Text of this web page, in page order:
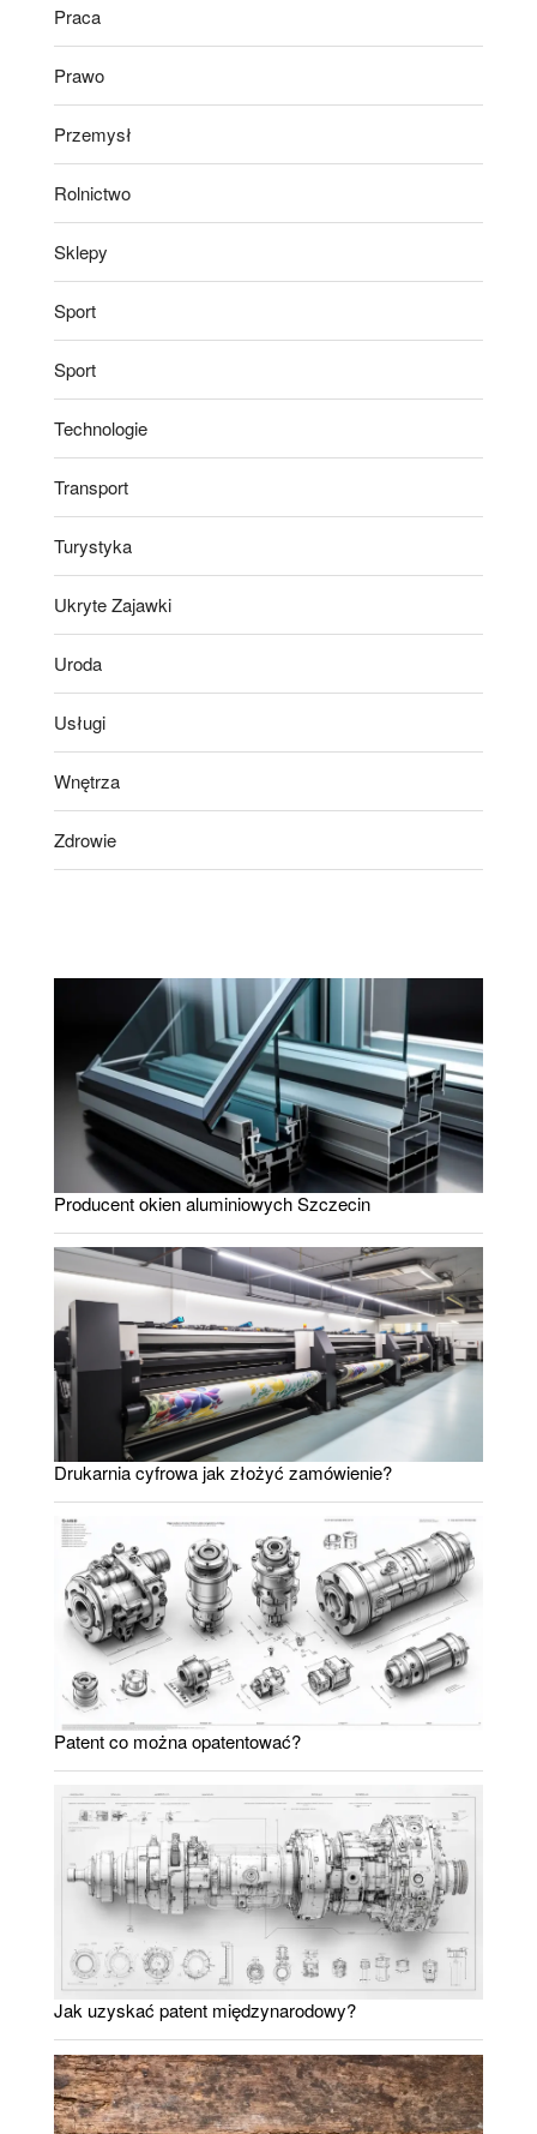
Praca
Prawo
Przemysł
Rolnictwo
Sklepy
Sport
Sport
Technologie
Transport
Turystyka
Ukryte Zajawki
Uroda
Usługi
Wnętrza
Zdrowie
Producent okien aluminiowych Szczecin
Drukarnia cyfrowa jak złożyć zamówienie?
Patent co można opatentować?
Jak uzyskać patent międzynarodowy?